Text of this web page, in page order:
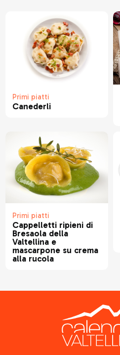
Primi piatti
Canederli
Primi piatti
Cappelletti ripieni di
Bresaola della
Valtellina e
mascarpone su crema
alla rucola